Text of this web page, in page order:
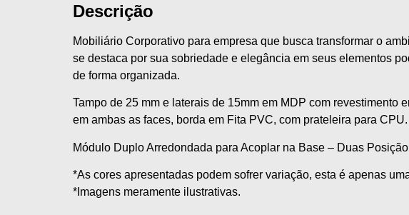
Descrição
Mobiliário Corporativo para empresa que busca transformar o
se destaca por sua sobriedade e elegância em seus elementos
de forma organizada.
Tampo de 25 mm e laterais de 15mm em MDP com revestimento
em ambas as faces, borda em Fita PVC, com prateleira para
Módulo Duplo Arredondada para Acoplar na Base – Duas
*As cores apresentadas podem sofrer variação, esta é apenas
*Imagens meramente ilustrativas.